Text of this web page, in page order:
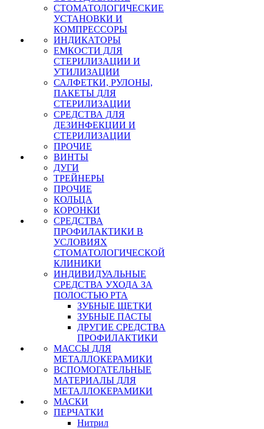
СТОМАТОЛОГИЧЕСКИЕ
УСТАНОВКИ И
КОМПРЕССОРЫ
ИНДИКАТОРЫ
ЕМКОСТИ ДЛЯ
СТЕРИЛИЗАЦИИ И
УТИЛИЗАЦИИ
САЛФЕТКИ, РУЛОНЫ,
ПАКЕТЫ ДЛЯ
СТЕРИЛИЗАЦИИ
СРЕДСТВА ДЛЯ
ДЕЗИНФЕКЦИИ И
СТЕРИЛИЗАЦИИ
ПРОЧИЕ
ВИНТЫ
ДУГИ
ТРЕЙНЕРЫ
ПРОЧИЕ
КОЛЬЦА
КОРОНКИ
СРЕДСТВА
ПРОФИЛАКТИКИ В
УСЛОВИЯХ
СТОМАТОЛОГИЧЕСКОЙ
КЛИНИКИ
ИНДИВИДУАЛЬНЫЕ
СРЕДСТВА УХОДА ЗА
ПОЛОСТЬЮ РТА
ЗУБНЫЕ ЩЕТКИ
ЗУБНЫЕ ПАСТЫ
ДРУГИЕ СРЕДСТВА
ПРОФИЛАКТИКИ
МАССЫ ДЛЯ
МЕТАЛЛОКЕРАМИКИ
ВСПОМОГАТЕЛЬНЫЕ
МАТЕРИАЛЫ ДЛЯ
МЕТАЛЛОКЕРАМИКИ
МАСКИ
ПЕРЧАТКИ
Нитрил